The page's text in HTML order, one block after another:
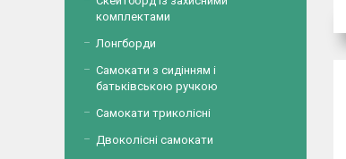
комплектами
Лонгборди
Самокати з сидінням і
батьківською ручкою
Самокати триколісні
Двоколісні самокати